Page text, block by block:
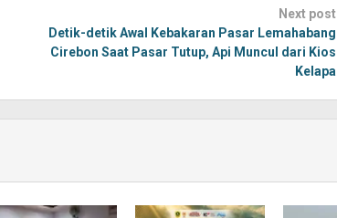
Next post
Detik-detik Awal Kebakaran Pasar Lemahabang
Cirebon Saat Pasar Tutup, Api Muncul dari Kios
Kelapa